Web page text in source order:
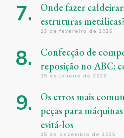
Onde fazer
estruturas
13 de fevereiro de 2026
Confecção de
reposição no ABC:
15 de janeiro de 2026
Os erros mais
peças para
evitá-los
15 de dezembro de 2025